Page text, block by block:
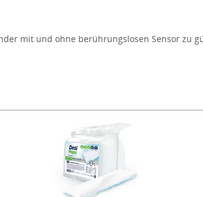
mit und ohne berührungslosen Sensor zu